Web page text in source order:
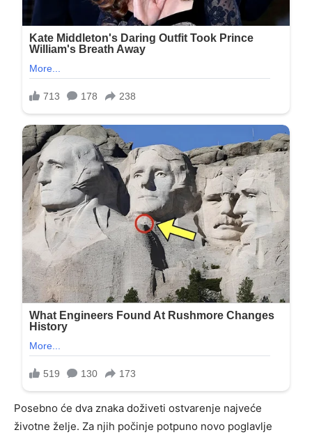
Posebno će dva znaka doživeti ostvarenje najveće
životne želje. Za njih počinje potpuno novo poglavlje